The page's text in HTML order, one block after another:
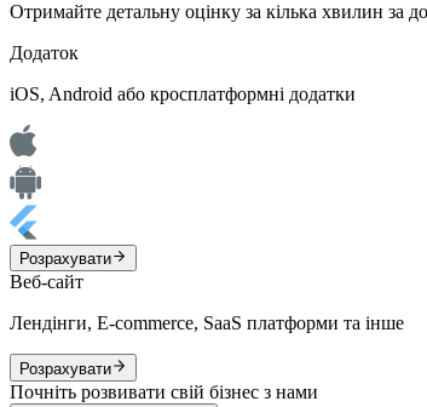
Отримайте детальну оцінку за кілька хвилин за
Додаток
iOS, Android або кросплатформні додатки
Розрахувати
Веб-сайт
Лендінги, E-commerce, SaaS платформи та інше
Розрахувати
Почніть розвивати свій бізнес з нами